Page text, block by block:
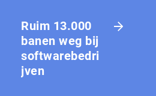
Ruim 13.000
banen weg bij
softwarebedri
jven